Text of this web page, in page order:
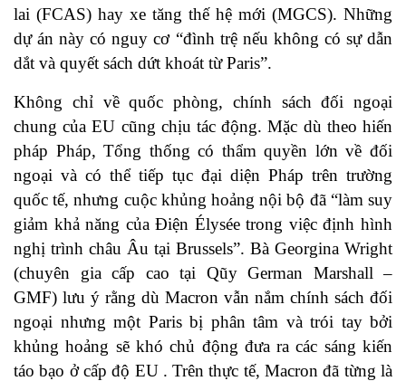
lai (FCAS) hay xe tăng thế hệ mới (MGCS). Những
dự án này có nguy cơ “đình trệ nếu không có sự dẫn
dắt và quyết sách dứt khoát từ Paris”.
Không chỉ về quốc phòng, chính sách đối ngoại
chung của EU cũng chịu tác động. Mặc dù theo hiến
pháp Pháp, Tổng thống có thẩm quyền lớn về đối
ngoại và có thể tiếp tục đại diện Pháp trên trường
quốc tế, nhưng cuộc khủng hoảng nội bộ đã “làm suy
giảm khả năng của Điện Élysée trong việc định hình
nghị trình châu Âu tại Brussels”. Bà Georgina Wright
(chuyên gia cấp cao tại Qũy German Marshall –
GMF) lưu ý rằng dù Macron vẫn nắm chính sách đối
ngoại nhưng một Paris bị phân tâm và trói tay bởi
khủng hoảng sẽ khó chủ động đưa ra các sáng kiến
táo bạo ở cấp độ EU . Trên thực tế, Macron đã từng là